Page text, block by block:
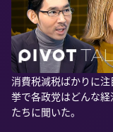
消費税減税ばかりに
挙で各政党はどんな
たちに聞いた。